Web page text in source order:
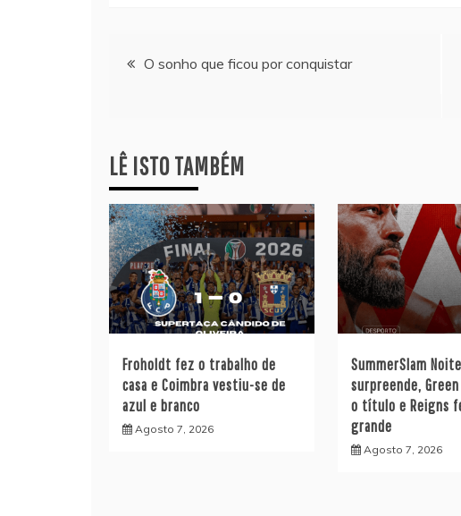
Navegação
artigos
O sonho que ficou por conquistar
LÊ ISTO TAMBÉM
Froholdt fez o trabalho de
casa e Coimbra vestiu-se de
azul e branco
Agosto 7, 2026
SummerSlam
surpreende,
o título e Reigns
grande
Agosto 7, 2026